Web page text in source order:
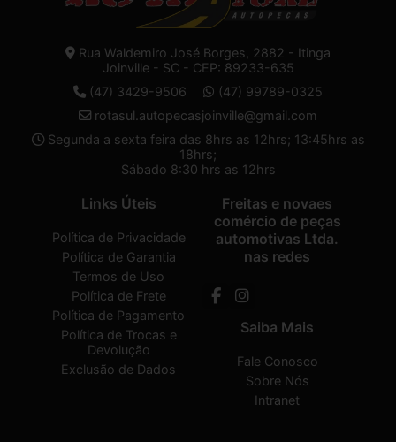
Rua Waldemiro José Borges, 2882 - Itinga
Joinville - SC - CEP: 89233-635
(47) 3429-9506
(47) 99789-0325
rotasul.autopecasjoinville@gmail.com
Segunda a sexta feira das 8hrs as 12hrs; 13:45hrs as
18hrs;
Sábado 8:30 hrs as 12hrs
Links Úteis
Política de Privacidade
Política de Garantia
Termos de Uso
Política de Frete
Política de Pagamento
Política de Trocas e
Devolução
Exclusão de Dados
Freitas e novaes
comércio de peças
automotivas Ltda.
nas redes
Saiba Mais
Fale Conosco
Sobre Nós
Intranet